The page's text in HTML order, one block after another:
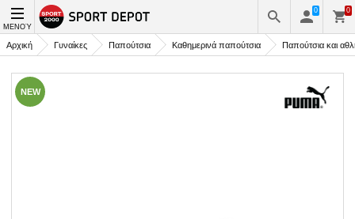
ΜΕΝΟΎ
0 0
Αρχική Γυναίκες Παπούτσια Καθημερινά παπούτσια Παπούτσια και
NEW